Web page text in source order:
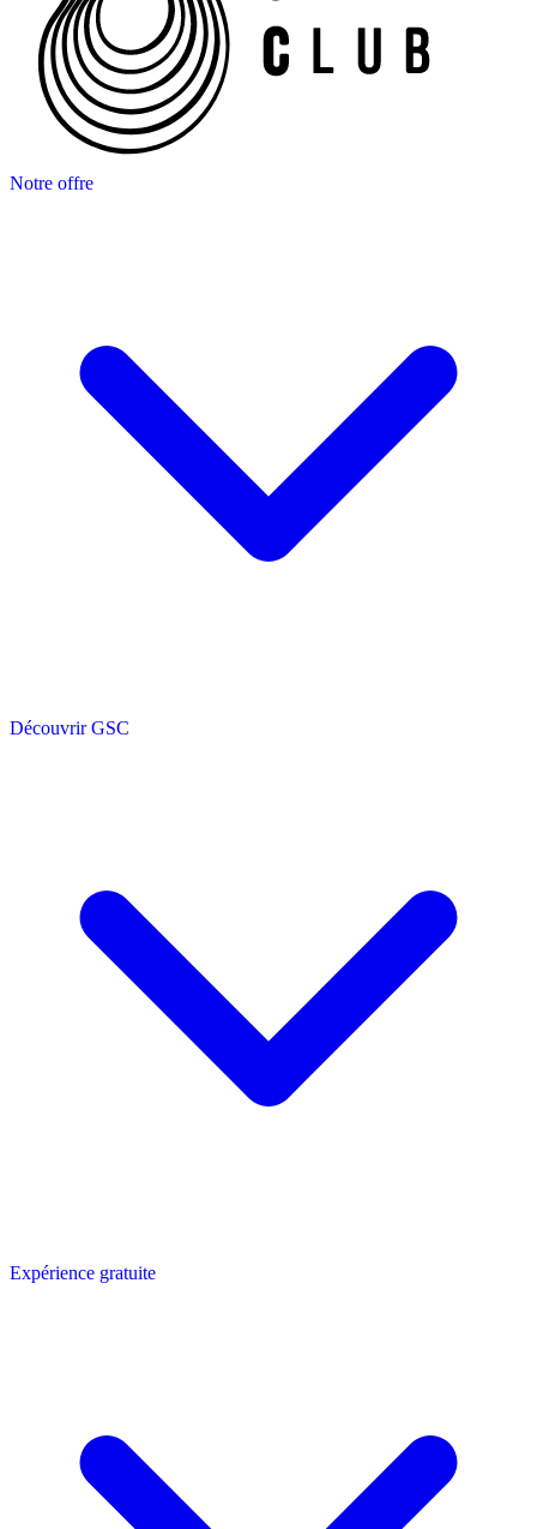
Notre offre
Découvrir GSC
Expérience gratuite